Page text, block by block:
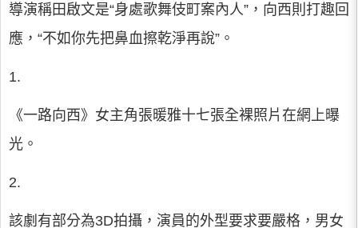
導演稱田啟文是“身處歌舞伎町案內人”，向西則打趣回
應，“不如你先把鼻血擦乾淨再說”。
1.
《一路向西》女主角張暖雅十七張全裸照片在網上曝
光。
2.
該劇有部分為3D拍攝，演員的外型要求要嚴格，男女